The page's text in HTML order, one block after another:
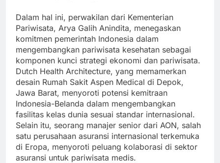
Dalam hal ini, perwakilan dari Kementerian
Pariwisata, Arya Galih Anindita, menegaskan
komitmen pemerintah Indonesia dalam
mengembangkan pariwisata kesehatan sebagai
komponen kunci strategi ekonomi dan pariwisata.
Dutch Health Architecture, yang memamerkan
desain Rumah Sakit Aspen Medical di Depok,
Jawa Barat, menyoroti potensi kemitraan
Indonesia-Belanda dalam mengembangkan
fasilitas kelas dunia sesuai standar internasional.
Selain itu, seorang manajer senior dari AON, salah
satu perusahaan asuransi internasional terkemuka
di Eropa, menyoroti peluang kolaborasi di sektor
asuransi untuk pariwisata medis.